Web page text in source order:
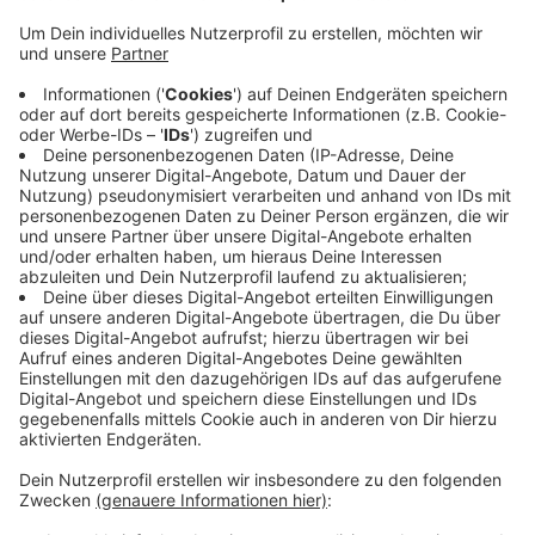
Anzeige
Unter dem Motto "Daring Cities 2022" soll es unter
anderem darum gehen, wie sich lokale
Klimaschutzmaßnahmen finanzieren lassen. Aber auch
über Arten von Maßnahmen wird diskutiert - so wird
etwa die Stadt Bonn ihren "Klimaplan 2035" vorstellen.
Die Konferenz dauert noch bis Freitag, zu Gast sind
neben der Bonner Oberbürgermeisterin Dörner und
NRW-Umweltminister Krischer viele weitere Politiker
aus aller Welt.
Anzeige